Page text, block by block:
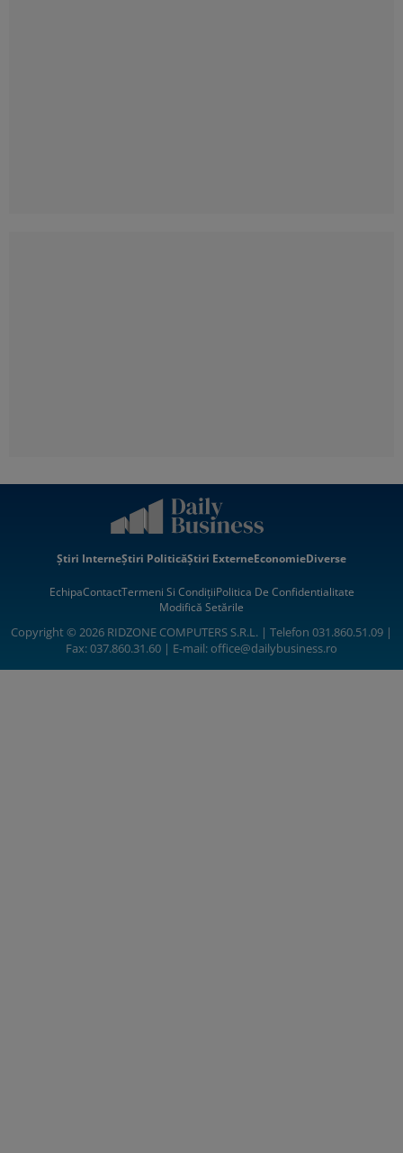
Știri InterneȘtiri PoliticăȘtiri ExterneEconomieDiverse
EchipaContactTermeni Si CondițiiPolitica De Confidentialitate
Modifică Setările
Copyright © 2026 RIDZONE COMPUTERS S.R.L. | Telefon 031.860.51.09 |
Fax: 037.860.31.60 | E-mail:office@dailybusiness.ro